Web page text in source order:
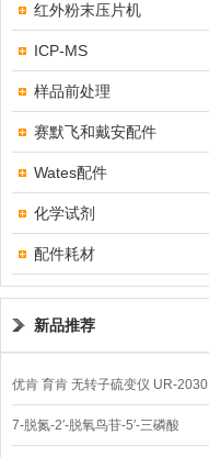
红外粉末压片机
ICP-MS
样品前处理
赛默飞和戴安配件
Wates配件
化学试剂
配件耗材
新品推荐
优肯 育肯 无转子硫变仪 UR-2030
7-脱氮-2′-脱氧鸟苷-5′-三磷酸